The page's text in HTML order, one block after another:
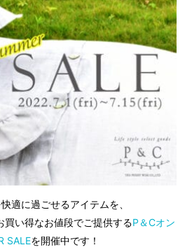
適に過ごせるアイテムを、
い得なお値段でご提供するP＆Cオン
SALEを開催中です！